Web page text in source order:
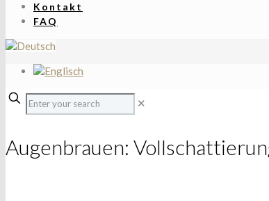
Kontakt
FAQ
✕
Augenbrauen: